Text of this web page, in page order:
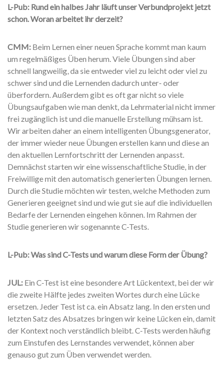
L-Pub: Rund ein halbes Jahr läuft unser Verbundprojekt jetzt
schon. Woran arbeitet ihr derzeit?
CMM: Beim Lernen einer neuen Sprache kommt man kaum
um regelmäßiges Üben herum. Viele Übungen sind aber
schnell langweilig, da sie entweder viel zu leicht oder viel zu
schwer sind und die Lernenden dadurch unter- oder
überfordern. Außerdem gibt es oft gar nicht so viele
Übungsaufgaben wie man denkt, da Lehrmaterial nicht immer
frei zugänglich ist und die manuelle Erstellung mühsam ist.
Wir arbeiten daher an einem intelligenten Übungsgenerator,
der immer wieder neue Übungen erstellen kann und diese an
den aktuellen Lernfortschritt der Lernenden anpasst.
Demnächst starten wir eine wissenschaftliche Studie, in der
Freiwillige mit den automatisch generierten Übungen lernen.
Durch die Studie möchten wir testen, welche Methoden zum
Generieren geeignet sind und wie gut sie auf die individuellen
Bedarfe der Lernenden eingehen können. Im Rahmen der
Studie generieren wir sogenannte C-Tests.
L-Pub: Was sind C-Tests und warum diese Form der Übung?
JUL: Ein C-Test ist eine besondere Art Lückentext, bei der wir
die zweite Hälfte jedes zweiten Wortes durch eine Lücke
ersetzen. Jeder Test ist ca. ein Absatz lang. In den ersten und
letzten Satz des Absatzes bringen wir keine Lücken ein, damit
der Kontext noch verständlich bleibt. C-Tests werden häufig
zum Einstufen des Lernstandes verwendet, können aber
genauso gut zum Üben verwendet werden.